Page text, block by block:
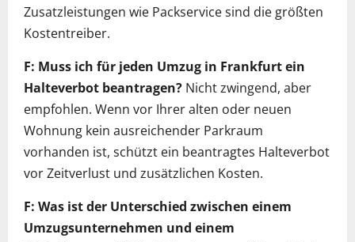
Zusatzleistungen wie Packservice sind die größten
Kostentreiber.
F: Muss ich für jeden Umzug in Frankfurt ein
Halteverbot beantragen? Nicht zwingend, aber
empfohlen. Wenn vor Ihrer alten oder neuen
Wohnung kein ausreichender Parkraum
vorhanden ist, schützt ein beantragtes Halteverbot
vor Zeitverlust und zusätzlichen Kosten.
F: Was ist der Unterschied zwischen einem
Umzugsunternehmen und einem